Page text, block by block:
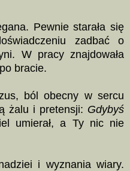
Pewnie starała się
zadbać o
W pracy znajdowała
bracie.
ból obecny w sercu
żalu i pretensji: Gdybyś
umierał, a Ty nic nie
i wyznania wiary.